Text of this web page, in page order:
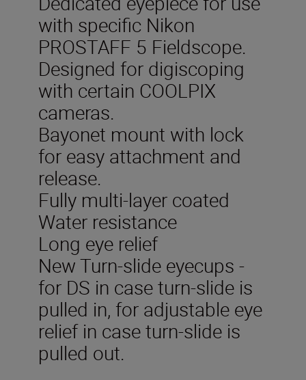
with specific Nikon
PROSTAFF 5 Fieldscope.
Designed for digiscoping
with certain COOLPIX
cameras.
Bayonet mount with lock
for easy attachment and
release.
Fully multi-layer coated
Water resistance
Long eye relief
New Turn-slide eyecups -
for DS in case turn-slide is
pulled in, for adjustable eye
relief in case turn-slide is
pulled out.